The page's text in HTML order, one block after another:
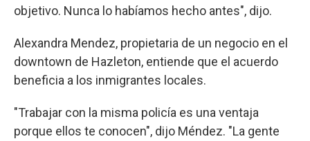
objetivo. Nunca lo habíamos hecho antes", dijo.
Alexandra Mendez, propietaria de un negocio en el
downtown de Hazleton, entiende que el acuerdo
beneficia a los inmigrantes locales.
"Trabajar con la misma policía es una ventaja
porque ellos te conocen", dijo Méndez. "La gente